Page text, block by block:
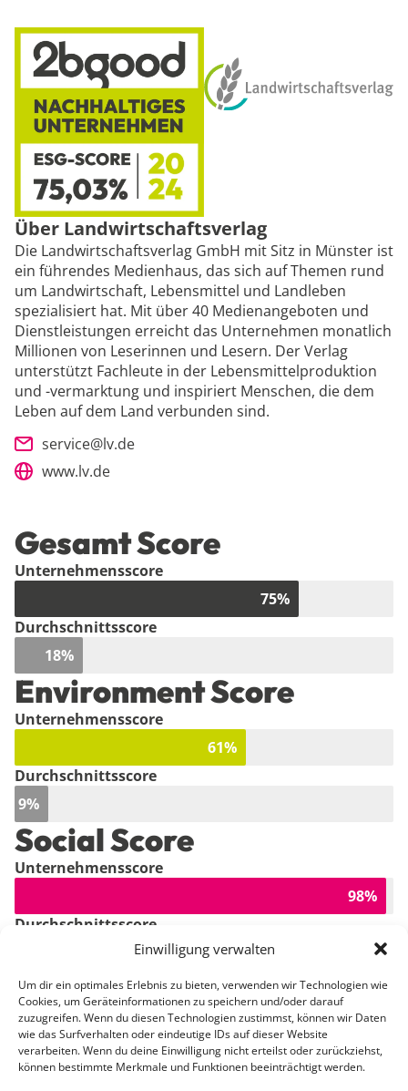
Einwilligung verwalten
Um dir ein optimales Erlebnis zu bieten, verwenden wir Technologien wie
Cookies, um Geräteinformationen zu speichern und/oder darauf
zuzugreifen. Wenn du diesen Technologien zustimmst, können wir Daten
wie das Surfverhalten oder eindeutige IDs auf dieser Website
verarbeiten. Wenn du deine Einwilligung nicht erteilst oder zurückziehst,
können bestimmte Merkmale und Funktionen beeinträchtigt werden.
Über Landwirtschaftsverlag
Die Landwirtschaftsverlag GmbH mit Sitz in Münster ist
ein führendes Medienhaus, das sich auf Themen rund
um Landwirtschaft, Lebensmittel und Landleben
spezialisiert hat. Mit über 40 Medienangeboten und
Dienstleistungen erreicht das Unternehmen monatlich
Millionen von Leserinnen und Lesern. Der Verlag
unterstützt Fachleute in der Lebensmittelproduktion
und -vermarktung und inspiriert Menschen, die dem
Leben auf dem Land verbunden sind.
service@lv.de
www.lv.de
Gesamt Score
Unternehmensscore
75%
Durchschnittsscore
18%
Environment Score
Unternehmensscore
61%
Durchschnittsscore
9%
Social Score
Unternehmensscore
98%
Durchschnittsscore
45%
Governance Score
Unternehmensscore
67%
Durchschnittsscore